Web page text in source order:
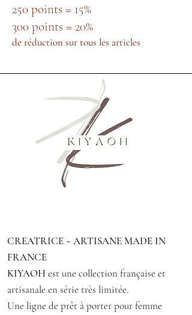
250 points = 15%
300 points = 20%
de réduction sur tous les articles
CREATRICE ~ ARTISANE MADE IN
FRANCE
KIYAOH est une collection française et
artisanale en série très limitée.
Une ligne de prêt à porter pour femme